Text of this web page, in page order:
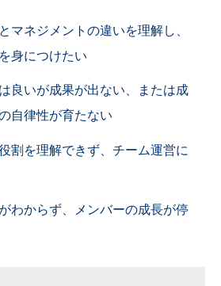
マネジメントの違いを理解し、
身につけたい
良いが成果が出ない、または成
自律性が育たない
割を理解できず、チーム運営に
わからず、メンバーの成長が停